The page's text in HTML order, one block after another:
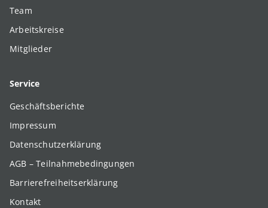
Team
Arbeitskreise
Mitglieder
Service
Geschäftsberichte
Impressum
Datenschutzerklärung
AGB – Teilnahmebedingungen
Barrierefreiheitserklärung
Kontakt